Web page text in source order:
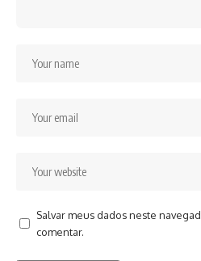
Salvar meus dados neste
comentar.